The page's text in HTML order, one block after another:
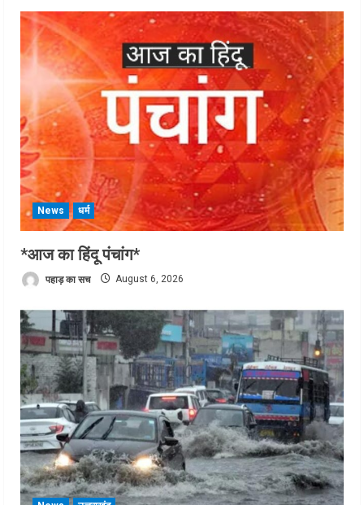
News धर्म
*आज का हिंदू पंचांग*
पहाड़ का सच August 6, 2026